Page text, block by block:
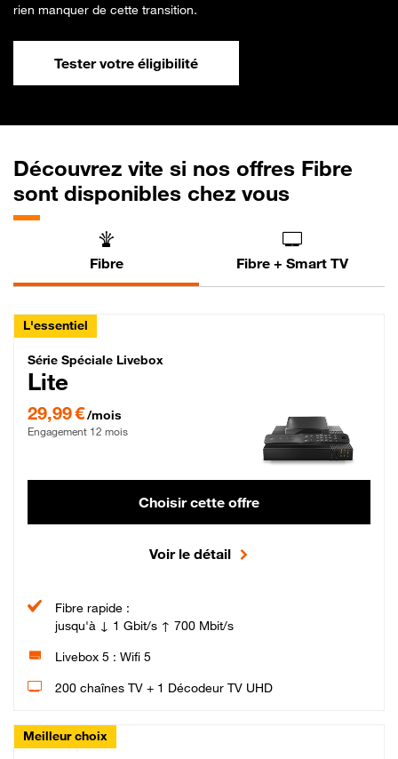
rien manquer de cette transition.
Tester votre éligibilité
Découvrez vite si nos offres Fibre
sont disponibles chez vous
Fibre Fibre + Smart TV
L'essentiel
Série Spéciale Livebox Lite Fibre
Série Spéciale Livebox
Lite
29,99 €/mois
Engagement 12 mois
Choisir cette offre
Voir le détail
Fibre rapide :
jusqu'à ↓ 1 Gbit/s ↑ 700 Mbit/s
Livebox 5 : Wifi 5
200 chaînes TV + 1 Décodeur TV UHD
Meilleur choix